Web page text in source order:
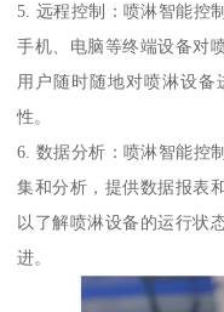
5. 远程控制：喷淋智能控
手机、电脑等终端设备对
用户随时随地对喷淋设备
性。
6. 数据分析：喷淋智能控
集和分析，提供数据报表
以了解喷淋设备的运行状
进。